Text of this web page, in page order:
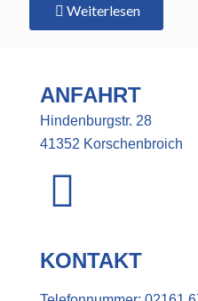
Weiterlesen
ANFAHRT
Hindenburgstr. 28
41352 Korschenbroich
KONTAKT